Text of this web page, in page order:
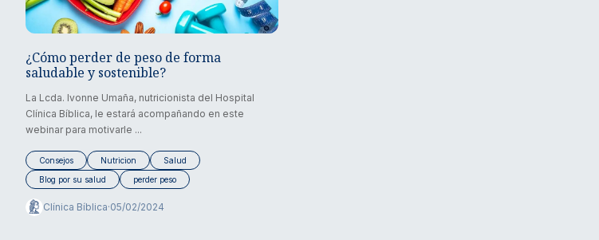
¿Cómo perder de peso de forma
saludable y sostenible?
La Lcda. Ivonne Umaña, nutricionista del Hospital
Clínica Bíblica, le estará acompañando en este
webinar para motivarle ...
Consejos Nutricion
Salud
Blog por su salud
perder peso
Clínica Bíblica·05/02/2024